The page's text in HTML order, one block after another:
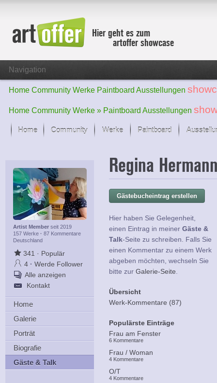
Hier geht es zum
artoffer showcase
Navigation
Home Community Werke Paintboard Ausstellungen
Home Community Werke » Paintboard Ausstellungen
Home Community Werke
Der letzte Monat im Fokus
Alle Fokus-Werke
Standard-Ansicht
Fokus-Werke
Alle neuen Werke
Paintboard
Artist Memberseit 2019
157 Werke · 87 Kommentare
Deutschland
341 · Populär
4 · Werde Follower
Alle anzeigen
Kontakt
Home
Galerie
Porträt
Biografie
Gäste & Talk
Regina
Gästebucheintrag erstellen
Hier haben Sie Gelegenheit,
einen Eintrag in meiner Gäste &
Talk-Seite zu schreiben. Falls Sie
einen Kommentar zu einem Werk
abgeben möchten, wechseln Sie
bitte zur Galerie-Seite
Übersicht
Werk-Kommentare (87)
Populärste Einträge
Frau am Fenster
6 Kommentare
Frau / Woman
4 Kommentare
O/T
4 Kommentare